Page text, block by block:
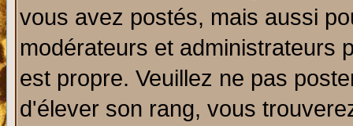
vous avez postés, mais aussi
modérateurs et administrateurs
est propre. Veuillez ne pas
d'élever son rang, vous